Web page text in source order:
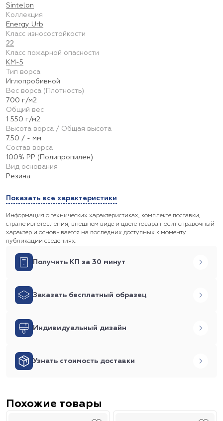
Sintelon
Коллекция
Energy Urb
Класс износостойкости
22
Класс пожарной опасности
КМ-5
Тип ворса
Иглопробивной
Вес ворса (Плотность)
700 г/м2
Общий вес
1 550 г/м2
Высота ворса / Общая высота
7.50 / - мм
Состав ворса
100% PP (Полипропилен)
Вид основания
Резина
Показать все характеристики
Информация о технических характеристиках, комплекте поставки,
стране изготовления, внешнем виде и цвете товара носит справочный
характер и основывается на последних доступных к моменту
публикации сведениях.
Получить КП за 30 минут
Заказать бесплатный образец
Индивидуальный дизайн
Узнать стоимость доставки
Похожие товары